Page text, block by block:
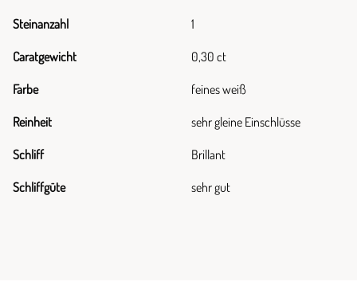
Steinanzahl 1
Caratgewicht 0,30 ct
Farbe feines weiß
Reinheit sehr gleine Einschlüsse
Schliff Brillant
Schliffgüte sehr gut